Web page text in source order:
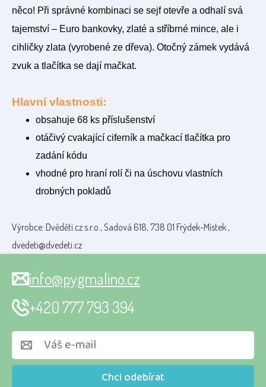
něco! Při správné kombinaci se sejf otevře a odhalí svá
tajemství – Euro bankovky, zlaté a stříbrné mince, ale i
cihličky zlata (vyrobené ze dřeva). Otočný zámek vydává
zvuk a tlačítka se dají mačkat.
Hlavní vlastnosti:
obsahuje 68 ks příslušenství
otáčivý cvakající ciferník a mačkací tlačítka pro
zadání kódu
vhodné pro hraní rolí či na úschovu vlastních
drobných pokladů
Výrobce: Dvěděti.cz s.r.o., Sadová 618, 738 01 Frýdek-Místek ,
dvedeti@dvedeti.cz
Chci odebírat
info@pygmalino.cz
+420 777 793 394